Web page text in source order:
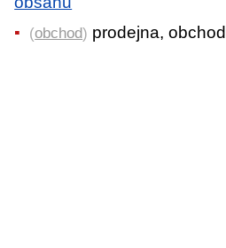
(obchod) prodejna,